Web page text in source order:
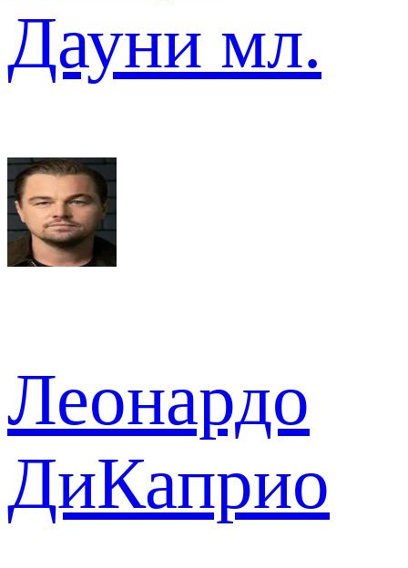
Дауни мл.
Леонардо
ДиКаприо